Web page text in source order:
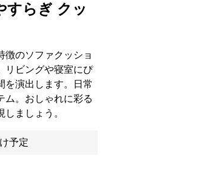
すらぎ クッ
徴のソファクッショ
リビングや寝室にぴ
を演出します。日常
ム。おしゃれに彩る
ましょう。
予定